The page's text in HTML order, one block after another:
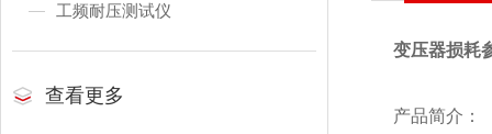
工频耐压测试仪
查看更多
变压器损耗
产品简介：